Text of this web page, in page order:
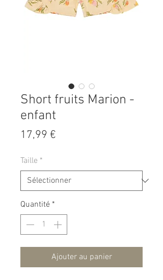
Short fruits Marion -
enfant
17,99 €
Taille *
Quantité *
Ajouter au panier